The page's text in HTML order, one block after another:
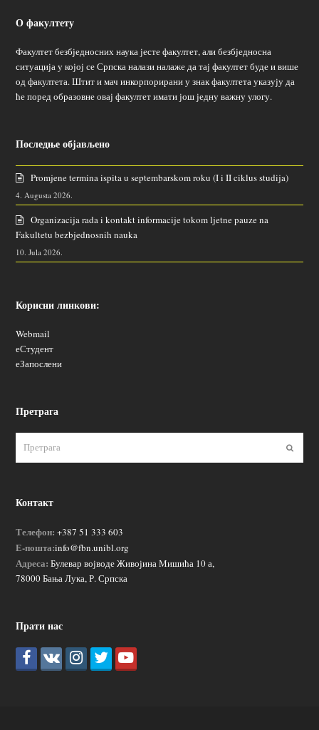
О факултету
Факултет безбједносних наука јесте факултет, али безбједносна
ситуација у којој се Српска налази налаже да тај факултет буде и више
од факултета. Штит и мач инкорпорирани у знак факултета указују да
ће поред образовне овај факултет имати још једну важну улогу.
Последње објављено
Promjene termina ispita u septembarskom roku (I i II ciklus studija)
4. Augusta 2026.
Organizacija rada i kontakt informacije tokom ljetne pauze na
Fakultetu bezbjednosnih nauka
10. Jula 2026.
Корисни линкови:
Webmail
еСтудент
еЗапослени
Претрага
Контакт
Телефон: +387 51 333 603
Е-пошта:info@fbn.unibl.org
Адреса: Булевар војводе Живојина Мишића 10 а,
78000 Бања Лука, Р. Српска
Прати нас